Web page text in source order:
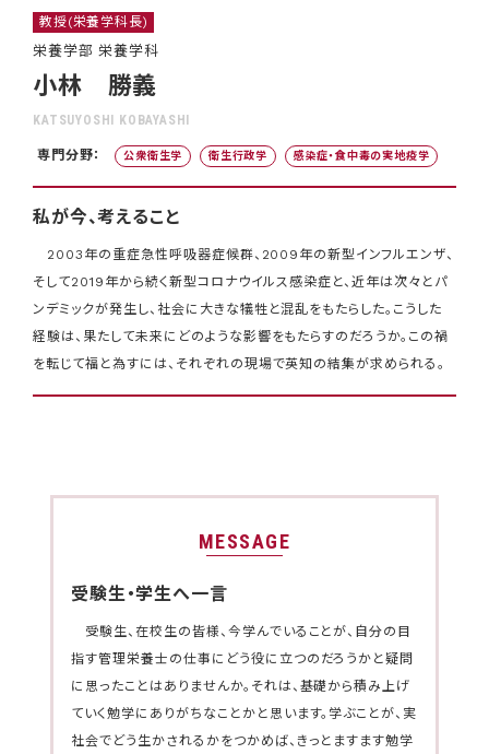
教授(栄養学科長)
栄養学部 栄養学科
小林 勝義
KATSUYOSHI KOBAYASHI
専門分野： 公衆衛生学 衛生行政学 感染症・食中毒の実地疫学
私が今、考えること
2003年の重症急性呼吸器症候群、2009年の新型インフルエンザ、
そして2019年から続く新型コロナウイルス感染症と、近年は次々とパ
ンデミックが発生し、社会に大きな犠牲と混乱をもたらした。こうした
経験は、果たして未来にどのような影響をもたらすのだろうか。この禍
を転じて福と為すには、それぞれの現場で英知の結集が求められる。
MESSAGE
受験生・学生へ一言
受験生、在校生の皆様、今学んでいることが、自分の目
指す管理栄養士の仕事にどう役に立つのだろうかと疑問
に思ったことはありませんか。それは、基礎から積み上げ
ていく勉学にありがちなことかと思います。学ぶことが、実
社会でどう生かされるかをつかめば、きっとますます勉学